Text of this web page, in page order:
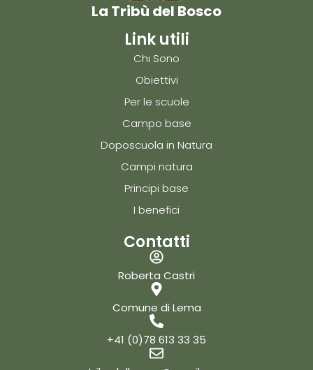
La Tribù del Bosco
Link utili
Chi Sono
Obiettivi
Per le scuole
Campo base
Doposcuola in Natura
Campi natura
Principi base
I benefici
Contatti
Roberta Castri
Comune di Lema
+41 (0)78 613 33 35